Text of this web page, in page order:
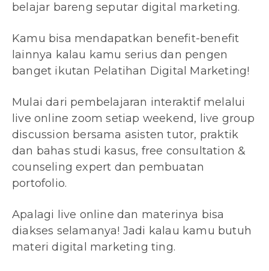
belajar bareng seputar digital marketing.
Kamu bisa mendapatkan benefit-benefit
lainnya kalau kamu serius dan pengen
banget ikutan Pelatihan Digital Marketing!
Mulai dari pembelajaran interaktif melalui
live online zoom setiap weekend, live group
discussion bersama asisten tutor, praktik
dan bahas studi kasus, free consultation &
counseling expert dan pembuatan
portofolio.
Apalagi live online dan materinya bisa
diakses selamanya! Jadi kalau kamu butuh
materi digital marketing ting.